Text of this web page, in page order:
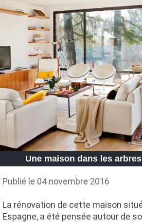
Une maison dans les
Publié le 04 novembre 2016
La rénovation de cette maison
Espagne, a été pensée autour de